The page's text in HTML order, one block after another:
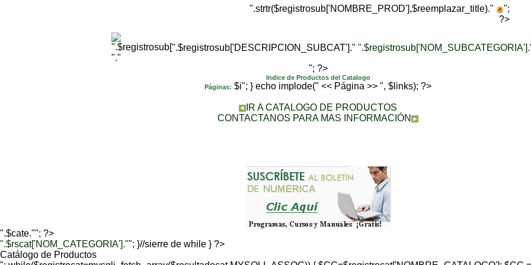
".strtr($registrosub['NOMBRE_PROD'],$reemplazar_title)."
";
?>
"."
".$registrosub['DESCRIPCION_SUBCAT']."
"; ?>
Indice de Productos del Catalogo
Páginas: $i"; } echo implode(" << Página >> ", $links); ?>
IR A CATALOGO DE PRODUCTOS
CONTACTANOS PARA MAS INFORMACIÓN
".$cate.""; ?>
".$rscat['NOM_CATEGORIA'].""; }//sierre de while } ?>
Catálogo de Productos